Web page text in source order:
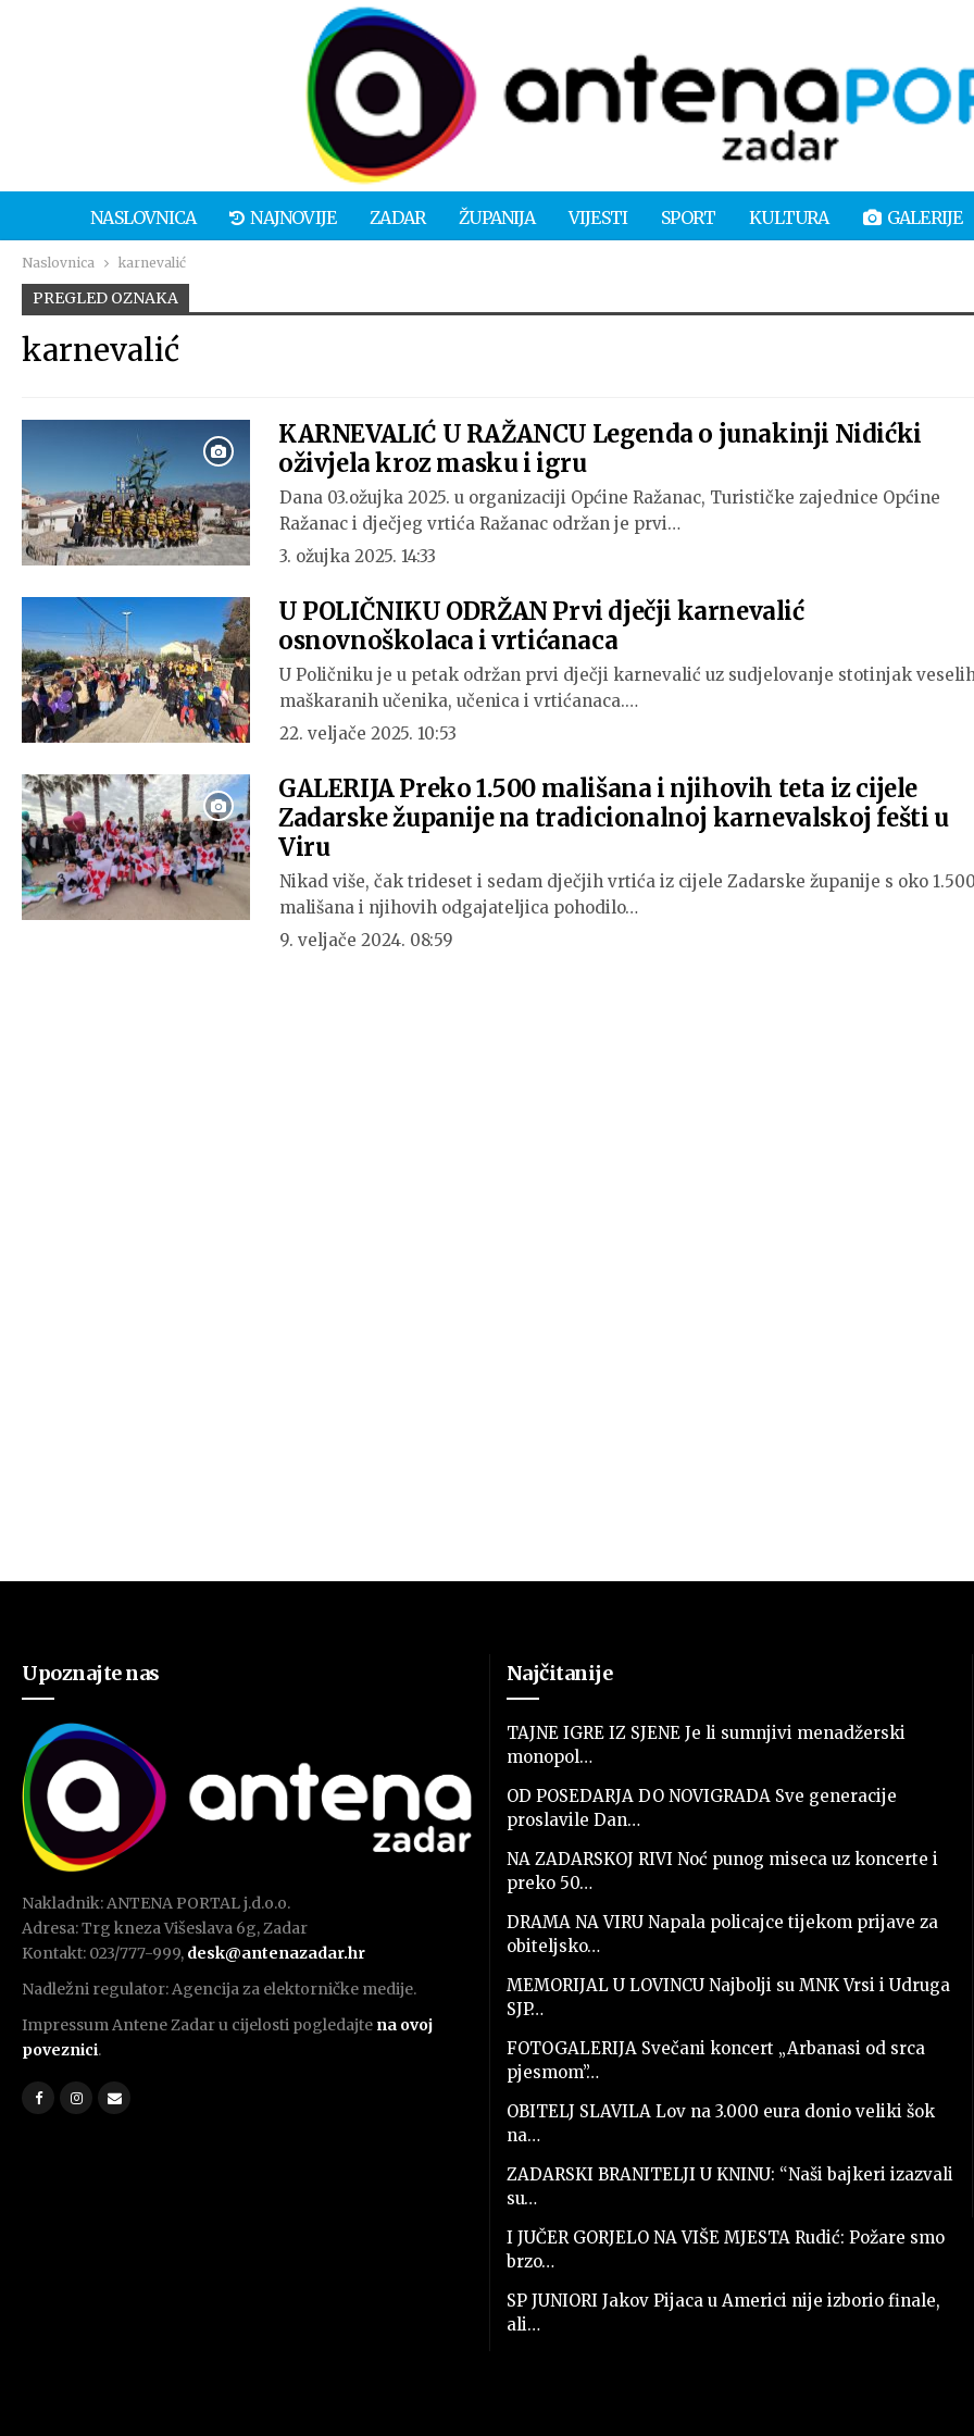
NASLOVNICA NAJNOVIJE ZADAR ŽUPANIJA VIJESTI SPORT KULTURA GALERIJE
Naslovnica karnevalić
PREGLED OZNAKA
karnevalić
KARNEVALIĆ U RAŽANCU Legenda o junakinji Nidićki
oživjela kroz masku i igru
Dana 03.ožujka 2025. u organizaciji Općine Ražanac, Turističke zajednice Općine
Ražanac i dječjeg vrtića Ražanac održan je prvi…
3. ožujka 2025. 14:33
U POLIČNIKU ODRŽAN Prvi dječji karnevalić
osnovnoškolaca i vrtićanaca
U Poličniku je u petak održan prvi dječji karnevalić uz sudjelovanje stotinjak
maškaranih učenika, učenica i vrtićanaca.…
22. veljače 2025. 10:53
GALERIJA Preko 1.500 mališana i njihovih teta iz cijele
Zadarske županije na tradicionalnoj karnevalskoj fešti u
Viru
Nikad više, čak trideset i sedam dječjih vrtića iz cijele Zadarske županije s oko
mališana i njihovih odgajateljica pohodilo…
9. veljače 2024. 08:59
Upoznajte nas
Nakladnik: ANTENA PORTAL j.d.o.o.
Adresa: Trg kneza Višeslava 6g, Zadar
Kontakt: 023/777-999, desk@antenazadar.hr
Nadležni regulator: Agencija za elektorničke medije.
Impressum Antene Zadar u cijelosti pogledajte na ovoj
poveznici.
Najčitanije
TAJNE IGRE IZ SJENE Je li sumnjivi menadžerski
monopol…
OD POSEDARJA DO NOVIGRADA Sve generacije
proslavile Dan…
NA ZADARSKOJ RIVI Noć punog miseca uz koncerte i
preko 50…
DRAMA NA VIRU Napala policajce tijekom prijave za
obiteljsko…
MEMORIJAL U LOVINCU Najbolji su MNK Vrsi i Udruga
SJP…
FOTOGALERIJA Svečani koncert „Arbanasi od srca
pjesmom”…
OBITELJ SLAVILA Lov na 3.000 eura donio veliki šok
na…
ZADARSKI BRANITELJI U KNINU: “Naši bajkeri izazvali
su…
I JUČER GORJELO NA VIŠE MJESTA Rudić: Požare smo
brzo…
SP JUNIORI Jakov Pijaca u Americi nije izborio finale,
ali…